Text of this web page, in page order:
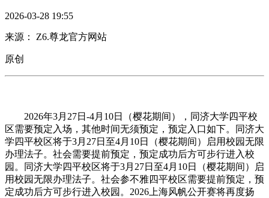
2026-03-28 19:55
来源： Z6.尊龙官方网站
原创
2026年3月27日-4月10日（樱花期间），同济大学四平校
区需要预定入场，其他时间无须预定，预定入口如下。同济大
学四平校区将于3月27日至4月10日（樱花期间）启用校园无限
办理法子。社会需要提前预定，预定成功后方可步行进入校
园。同济大学四平校区将于3月27日至4月10日（樱花期间）启
用校园无限办理法子。社会参不雅四平校区需要提前预定，预
定成功后方可步行进入校园。2026上海风帆公开赛将再度扬